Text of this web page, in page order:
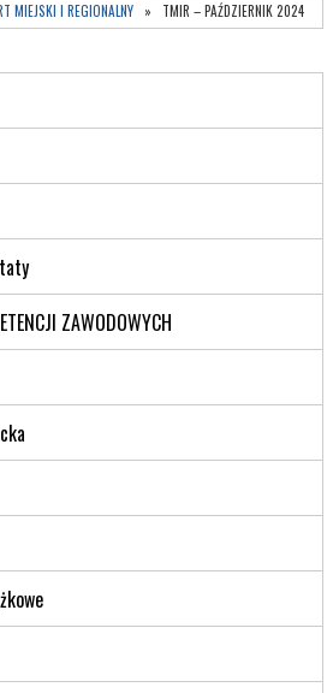
MIEJSKI I REGIONALNY » TMIR – PAŹDZIERNIK 2024
ZAWODOWYCH